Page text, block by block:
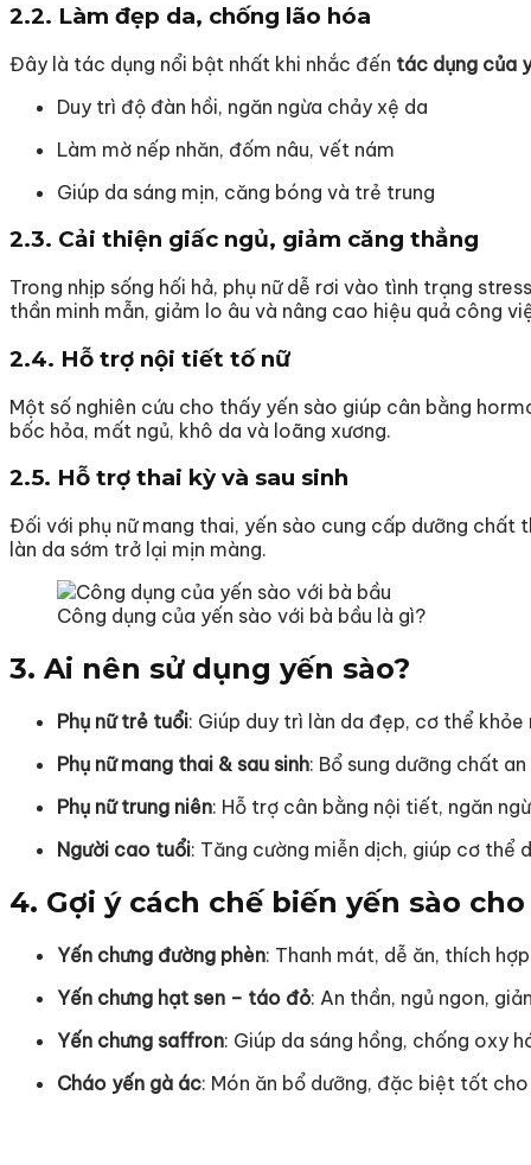
2.2. Làm đẹp da, chống lão hóa
Đây là tác dụng nổi bật nhất khi nhắc đến tác dụng của
Duy trì độ đàn hồi, ngăn ngừa chảy xệ da
Làm mờ nếp nhăn, đốm nâu, vết nám
Giúp da sáng mịn, căng bóng và trẻ trung
2.3. Cải thiện giấc ngủ, giảm căng thẳng
Trong nhịp sống hối hả, phụ nữ dễ rơi vào tình trạng
thần minh mẫn, giảm lo âu và nâng cao hiệu quả công
2.4. Hỗ trợ nội tiết tố nữ
Một số nghiên cứu cho thấy yến sào giúp cân bằng
bốc hỏa, mất ngủ, khô da và loãng xương.
2.5. Hỗ trợ thai kỳ và sau sinh
Đối với phụ nữ mang thai, yến sào cung cấp dưỡng chất
làn da sớm trở lại mịn màng.
Công dụng của yến sào với bà bầu là gì?
3. Ai nên sử dụng yến sào?
Phụ nữ trẻ tuổi: Giúp duy trì làn da đẹp, cơ thể
Phụ nữ mang thai & sau sinh: Bổ sung dưỡng chất
Phụ nữ trung niên: Hỗ trợ cân bằng nội tiết, ngăn
Người cao tuổi: Tăng cường miễn dịch, giúp cơ thể
4. Gợi ý cách chế biến yến sào
Yến chưng đường phèn: Thanh mát, dễ ăn, thích
Yến chưng hạt sen – táo đỏ: An thần, ngủ ngon,
Yến chưng saffron: Giúp da sáng hồng, chống oxy
Cháo yến gà ác: Món ăn bổ dưỡng, đặc biệt tốt